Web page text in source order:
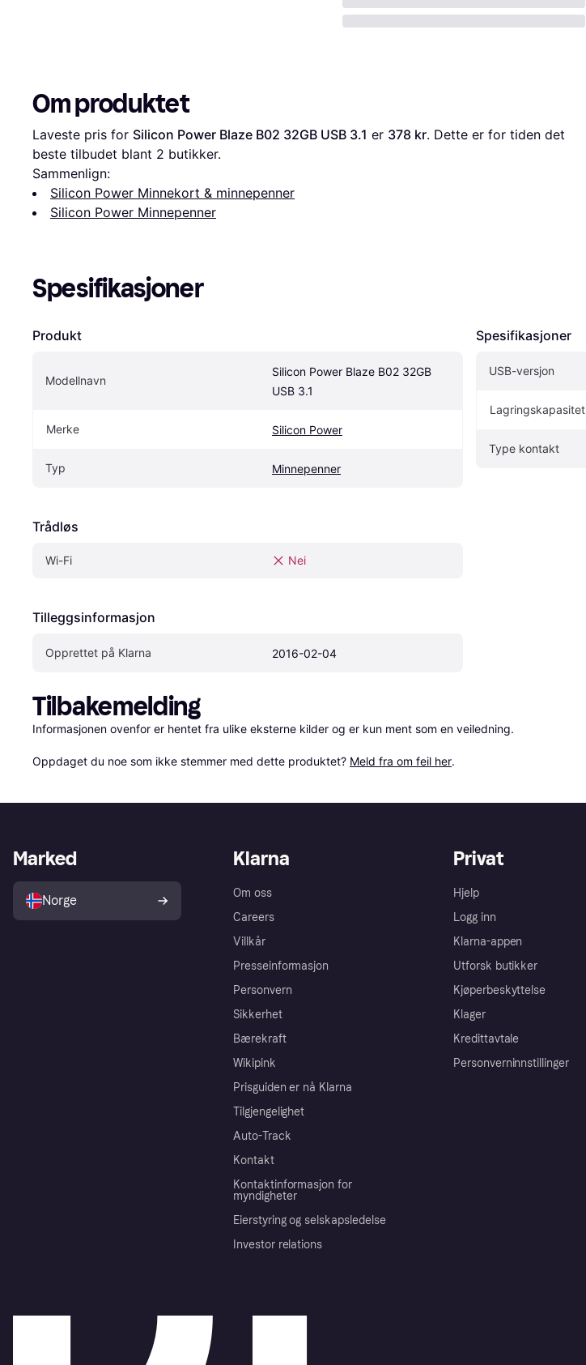
Om produktet
Laveste pris for Silicon Power Blaze B02 32GB USB 3.1 er 378 kr. Dette er for tiden det
beste tilbudet blant 2 butikker.
Sammenlign:
Silicon Power Minnekort & minnepenner
Silicon Power Minnepenner
Spesifikasjoner
Produkt
Modellnavn
Silicon Power Blaze B02 32GB
USB 3.1
Merke Silicon Power
Typ Minnepenner
Trådløs
Wi-Fi Nei
Tilleggsinformasjon
Opprettet på Klarna 2016-02-04
Spesifikasjoner
USB-versjon
Lagringskapasitet
Type kontakt
Tilbakemelding
Informasjonen ovenfor er hentet fra ulike eksterne kilder og er kun ment som en veiledning.
Oppdaget du noe som ikke stemmer med dette produktet? Meld fra om feil her.
Klarna
Om oss
Careers
Villkår
Presseinformasjon
Personvern
Sikkerhet
Bærekraft
Wikipink
Prisguiden er nå Klarna
Tilgjengelighet
Auto-Track
Kontakt
Kontaktinformasjon for
myndigheter
Eierstyring og selskapsledelse
Investor relations
Privat
Hjelp
Logg inn
Klarna-appen
Utforsk butikker
Kjøperbeskyttelse
Klager
Kredittavtale
Personverninnstillinger
Marked
Norge